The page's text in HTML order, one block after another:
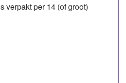
verpakt per 14 (of groot)